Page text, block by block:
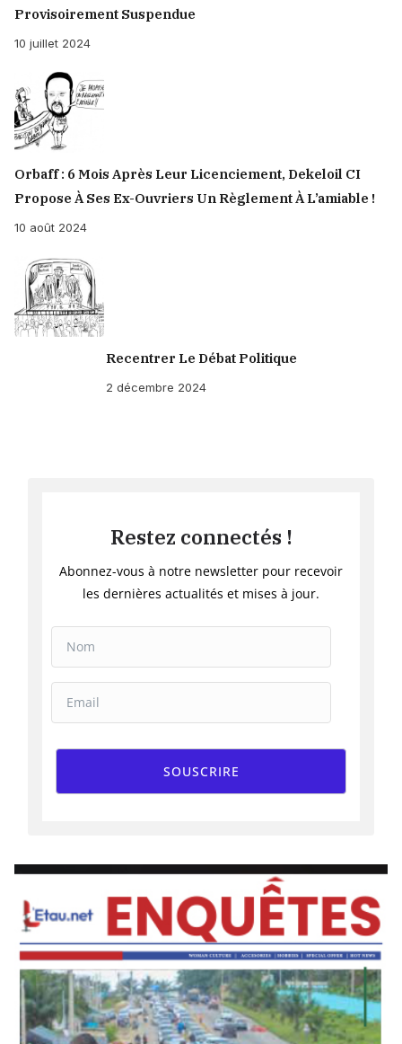
Provisoirement Suspendue
10 juillet 2024
Orbaff : 6 Mois Après Leur Licenciement, Dekeloil CI
Propose À Ses Ex-Ouvriers Un Règlement À L’amiable !
10 août 2024
Recentrer Le Débat Politique
2 décembre 2024
Restez connectés !
Abonnez-vous à notre newsletter pour recevoir
les dernières actualités et mises à jour.
SOUSCRIRE